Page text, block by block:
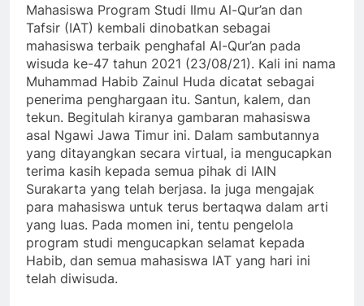
Mahasiswa Program Studi Ilmu Al-Qur’an dan
Tafsir (IAT) kembali dinobatkan sebagai
mahasiswa terbaik penghafal Al-Qur’an pada
wisuda ke-47 tahun 2021 (23/08/21). Kali ini nama
Muhammad Habib Zainul Huda dicatat sebagai
penerima penghargaan itu. Santun, kalem, dan
tekun. Begitulah kiranya gambaran mahasiswa
asal Ngawi Jawa Timur ini. Dalam sambutannya
yang ditayangkan secara virtual, ia mengucapkan
terima kasih kepada semua pihak di IAIN
Surakarta yang telah berjasa. Ia juga mengajak
para mahasiswa untuk terus bertaqwa dalam arti
yang luas. Pada momen ini, tentu pengelola
program studi mengucapkan selamat kepada
Habib, dan semua mahasiswa IAT yang hari ini
telah diwisuda.